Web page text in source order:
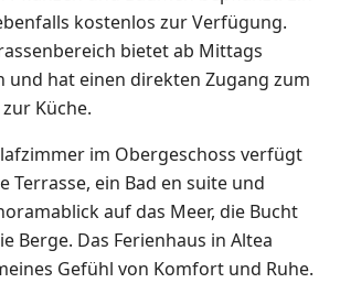
kostenlos zur Verfügung.
bietet ab Mittags
und hat einen direkten Zugang zum
Küche.
im Obergeschoss verfügt
Terrasse, ein Bad en suite und
auf das Meer, die Bucht
Berge. Das Ferienhaus in Altea
Gefühl von Komfort und Ruhe.